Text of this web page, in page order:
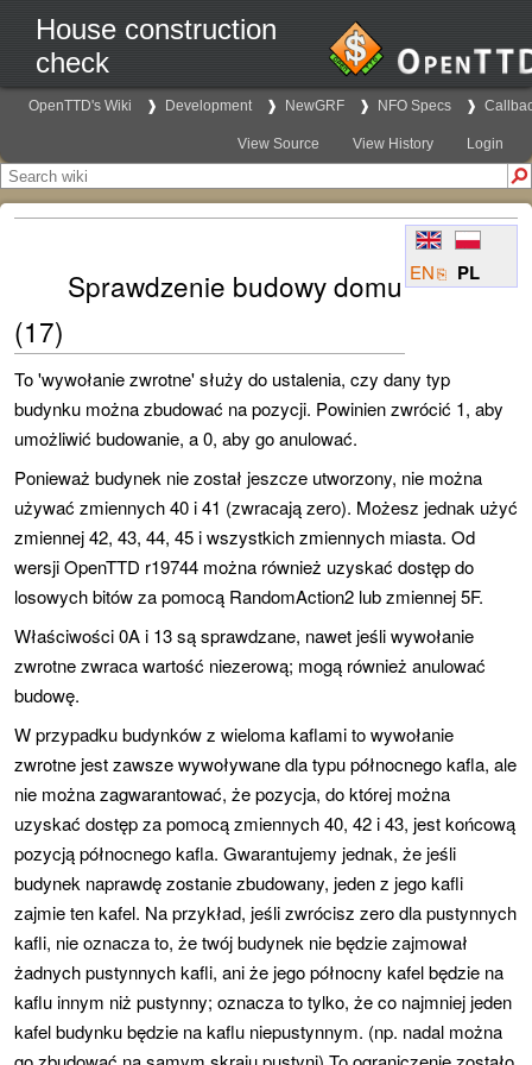
House construction
check
OpenTTD's Wiki Development NewGRF NFO Specs
View Source View History Login
EN PL
Sprawdzenie budowy domu
(17)
To'wywołanie zwrotne'służy do ustalenia, czy dany typ
budynku można zbudować na pozycji. Powinien zwrócić 1, aby
umożliwić budowanie, a 0, aby go anulować.
Ponieważ budynek nie został jeszcze utworzony, nie można
używać zmiennych 40 i 41 (zwracają zero). Możesz jednak użyć
zmiennej 42, 43, 44, 45 i wszystkich zmiennych miasta. Od
wersji OpenTTD r19744 można również uzyskać dostęp do
losowych bitów za pomocą RandomAction2 lub zmiennej 5F.
Właściwości 0A i 13 są sprawdzane, nawet jeśli wywołanie
zwrotne zwraca wartość niezerową; mogą również anulować
budowę.
W przypadku budynków z wieloma kaflami to wywołanie
zwrotne jest zawsze wywoływane dla typu północnego kafla, ale
nie można zagwarantować, że pozycja, do której można
uzyskać dostęp za pomocą zmiennych 40, 42 i 43, jest końcową
pozycją północnego kafla. Gwarantujemy jednak, że jeśli
budynek naprawdę zostanie zbudowany, jeden z jego kafli
zajmie ten kafel. Na przykład, jeśli zwrócisz zero dla pustynnych
kafli, nie oznacza to, że twój budynek nie będzie zajmował
żadnych pustynnych kafli, ani że jego północny kafel będzie na
kaflu innym niż pustynny; oznacza to tylko, że co najmniej jeden
kafel budynku będzie na kaflu niepustynnym. (np. nadal można